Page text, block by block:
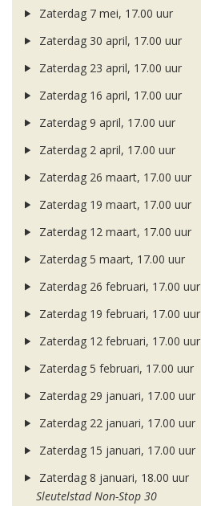
Zaterdag 7 mei, 17.00 uur
Zaterdag 30 april, 17.00 uur
Zaterdag 23 april, 17.00 uur
Zaterdag 16 april, 17.00 uur
Zaterdag 9 april, 17.00 uur
Zaterdag 2 april, 17.00 uur
Zaterdag 26 maart, 17.00 uur
Zaterdag 19 maart, 17.00 uur
Zaterdag 12 maart, 17.00 uur
Zaterdag 5 maart, 17.00 uur
Zaterdag 26 februari, 17.00 uur
Zaterdag 19 februari, 17.00 uur
Zaterdag 12 februari, 17.00 uur
Zaterdag 5 februari, 17.00 uur
Zaterdag 29 januari, 17.00 uur
Zaterdag 22 januari, 17.00 uur
Zaterdag 15 januari, 17.00 uur
Zaterdag 8 januari, 18.00 uur
Sleutelstad Non-Stop 30